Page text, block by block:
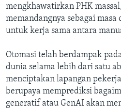
mengkhawatirkan PHK
memandangnya sebagai
untuk kerja sama antara
Otomasi telah berdampak
dunia selama lebih dari satu
menciptakan lapangan
berupaya memprediksi
generatif atau GenAI akan